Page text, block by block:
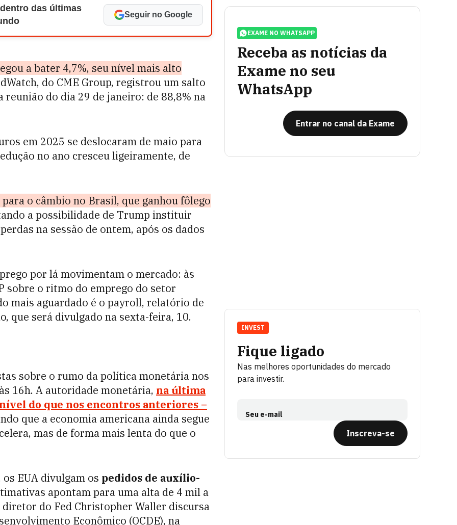
das últimas
Seguir no Google
a bater 4,7%, seu nível mais alto
do CME Group, registrou um salto
do dia 29 de janeiro: de 88,8% na
em 2025 se deslocaram de maio para
no ano cresceu ligeiramente, de
o câmbio no Brasil, que ganhou fôlego
a possibilidade de Trump instituir
na sessão de ontem, após os dados
por lá movimentam o mercado: às
sobre o ritmo do emprego do setor
mais aguardado é o payroll, relatório de
que será divulgado na sexta-feira, 10.
sobre o rumo da política monetária nos
16h. A autoridade monetária, na última
do que nos encontros anteriores –
que a economia americana ainda segue
mas de forma mais lenta do que o
EUA divulgam os pedidos de auxílio-
apontam para uma alta de 4 mil a
do Fed Christopher Waller discursa
Econômico (OCDE), na
EXAME NO WHATSAPP
Receba as notícias da
Exame no seu
WhatsApp
Entrar no canal da Exame
Fique ligado
Nas melhores oportunidades do mercado
para investir.
Seu e-mail
Inscreva-se
INVEST